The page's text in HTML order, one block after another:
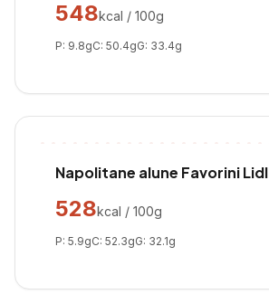
548kcal / 100g
P: 9.8gC: 50.4gG: 33.4g
Napolitane alune Favorini Lidl
528kcal / 100g
P: 5.9gC: 52.3gG: 32.1g